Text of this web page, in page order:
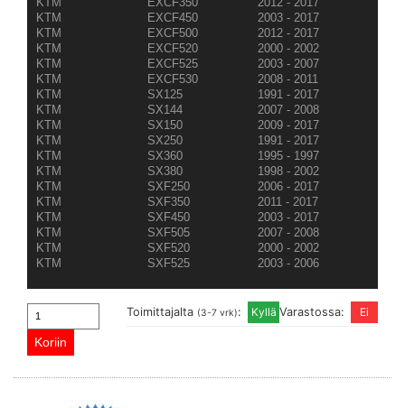
KTM
EXCF450
2003 - 2017
KTM
EXCF500
2012 - 2017
KTM
EXCF520
2000 - 2002
KTM
EXCF525
2003 - 2007
KTM
EXCF530
2008 - 2011
KTM
SX125
1991 - 2017
KTM
SX144
2007 - 2008
KTM
SX150
2009 - 2017
KTM
SX250
1991 - 2017
KTM
SX360
1995 - 1997
KTM
SX380
1998 - 2002
KTM
SXF250
2006 - 2017
KTM
SXF350
2011 - 2017
KTM
SXF450
2003 - 2017
KTM
SXF505
2007 - 2008
KTM
SXF520
2000 - 2002
KTM
SXF525 2003 - 2006
Varastossa:
Toimittajalta (3-7 vrk):